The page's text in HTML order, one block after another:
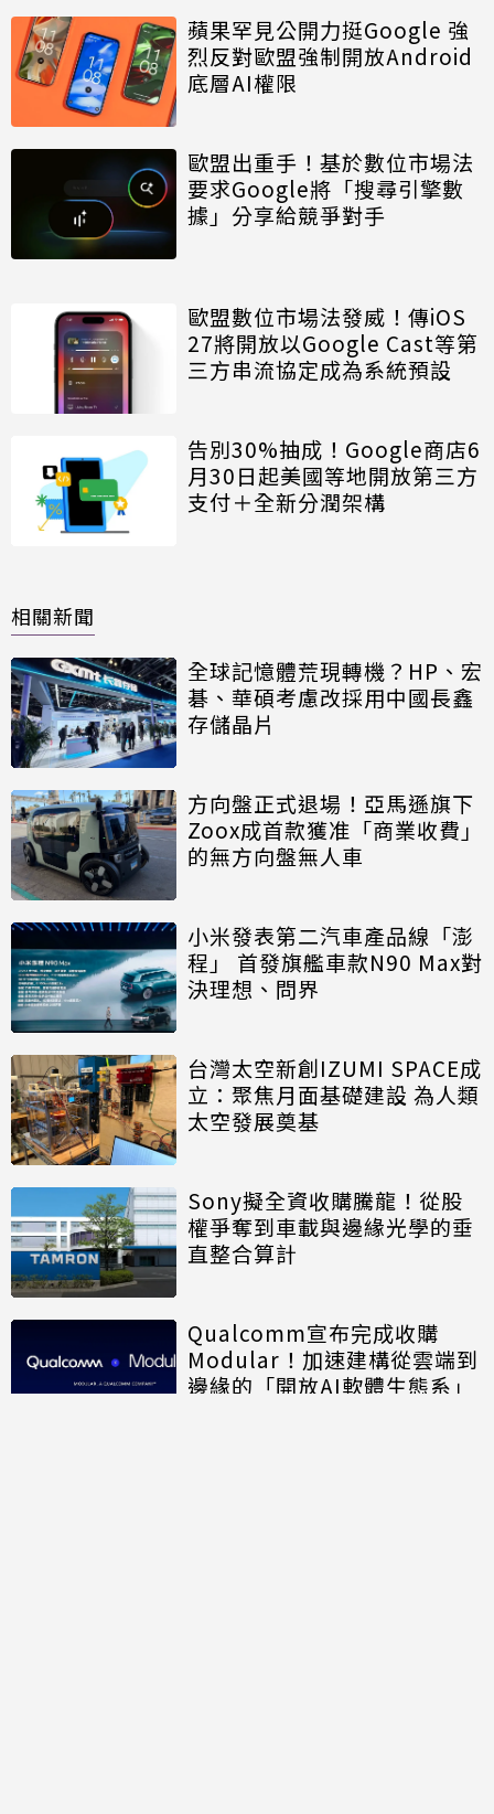
蘋果罕見公開力挺Google 強
烈反對歐盟強制開放Android
底層AI權限
歐盟出重手！基於數位市場法
要求Google將「搜尋引擎數
據」分享給競爭對手
歐盟數位市場法發威！傳iOS
27將開放以Google Cast等第
三方串流協定成為系統預設
告別30%抽成！Google商店6
月30日起美國等地開放第三方
支付＋全新分潤架構
相關新聞
全球記憶體荒現轉機？HP、宏
碁、華碩考慮改採用中國長鑫
存儲晶片
方向盤正式退場！亞馬遜旗下
Zoox成首款獲准「商業收費」
的無方向盤無人車
小米發表第二汽車產品線「澎
程」 首發旗艦車款N90 Max對
決理想、問界
台灣太空新創IZUMI SPACE成
立：聚焦月面基礎建設 為人類
太空發展奠基
Sony擬全資收購騰龍！從股
權爭奪到車載與邊緣光學的垂
直整合算計
Qualcomm宣布完成收購
Modular！加速建構從雲端到
邊緣的「開放AI軟體生態系」